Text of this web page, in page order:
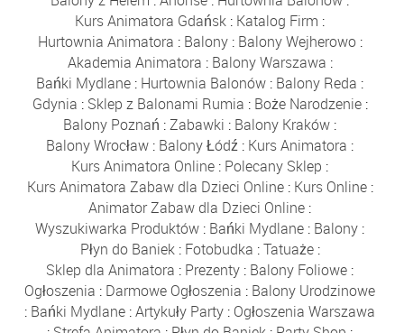
Kurs Animatora Gdańsk : Katalog Firm :
Hurtownia Animatora : Balony: Balony Wejherowo:
Akademia Animatora : Balony Warszawa :
Bańki Mydlane : Hurtownia Balonów : Balony Reda :
Gdynia : Sklep z Balonami Rumia : Boże Narodzenie:
Balony Poznań :Zabawki : Balony Kraków :
Balony Wrocław : Balony Łódź : Kurs Animatora :
Kurs Animatora Online : Polecany Sklep :
Kurs Animatora Zabaw dla Dzieci Online: Kurs Online:
Animator Zabaw dla Dzieci Online :
Wyszukiwarka Produktów : Bańki Mydlane : Balony :
Płyn do Baniek: Fotobudka :Tatuaże:
Sklep dla Animatora : Prezenty : Balony Foliowe :
Ogłoszenia : Darmowe Ogłoszenia : Balony Urodzinowe
: Bańki Mydlane :Artykuły Party : Ogłoszenia Warszawa